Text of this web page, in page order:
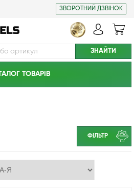
ЗВОРОТНИЙ ДЗВІНОК
ТОВАРIВ
ФІЛЬТР